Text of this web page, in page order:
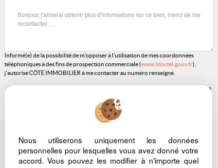
Informé(e) de la possibilité de m'opposer à l'utilisation de mes coordonnées
téléphoniques à des fins de prospection commerciale (www.bloctel.gouv.fr),
j'autorise CÔTÉ IMMOBILIER à me contacter au numéro renseigné.
*
Mentions Légales Nos barèmes d'honoraires
Politique de protection des données Gérer les cookies
Nous utiliserons uniquement les données
personnelles pour lesquelles vous avez donné votre
accord. Vous pouvez les modifier à n'importe quel